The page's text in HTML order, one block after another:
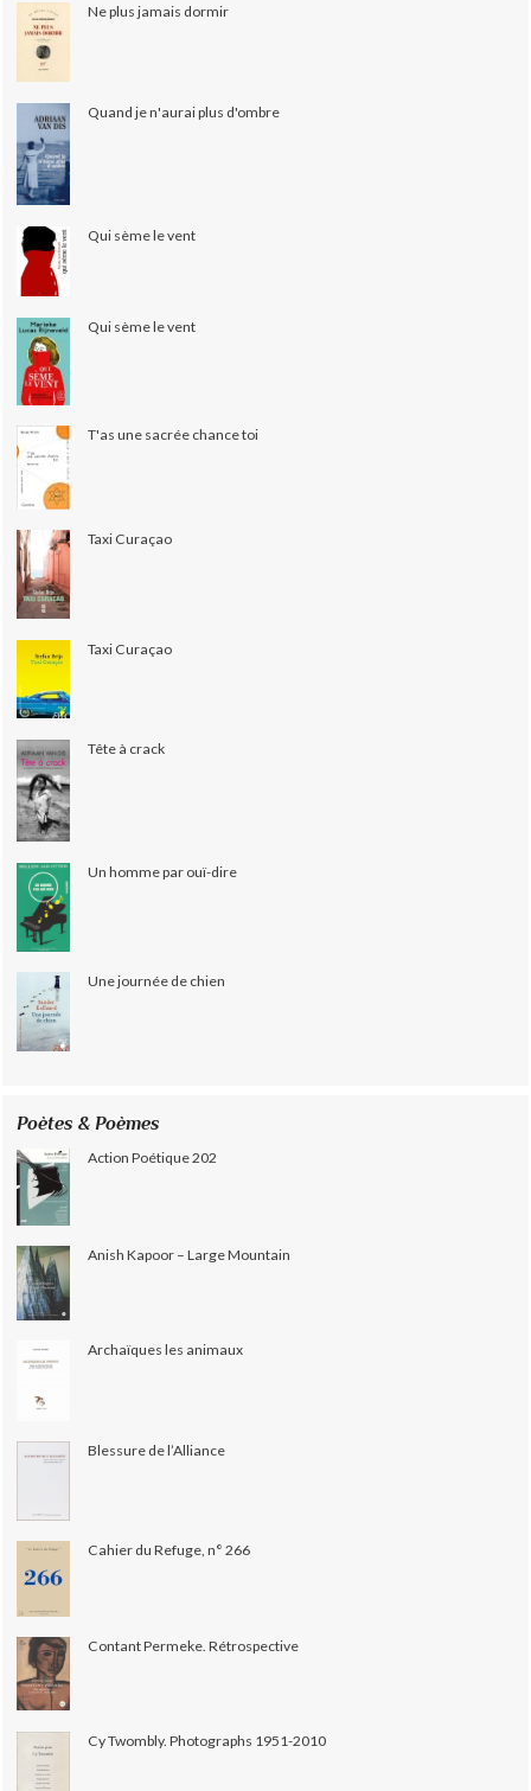
Ne plus jamais dormir
Quand je n'aurai plus d'ombre
Qui sème le vent
Qui sème le vent
T'as une sacrée chance toi
Taxi Curaçao
Taxi Curaçao
Tête à crack
Un homme par ouï-dire
Une journée de chien
Poètes & Poèmes
Action Poétique 202
Anish Kapoor – Large Mountain
Archaïques les animaux
Blessure de l’Alliance
Cahier du Refuge, n° 266
Contant Permeke. Rétrospective
Cy Twombly. Photographs 1951-2010